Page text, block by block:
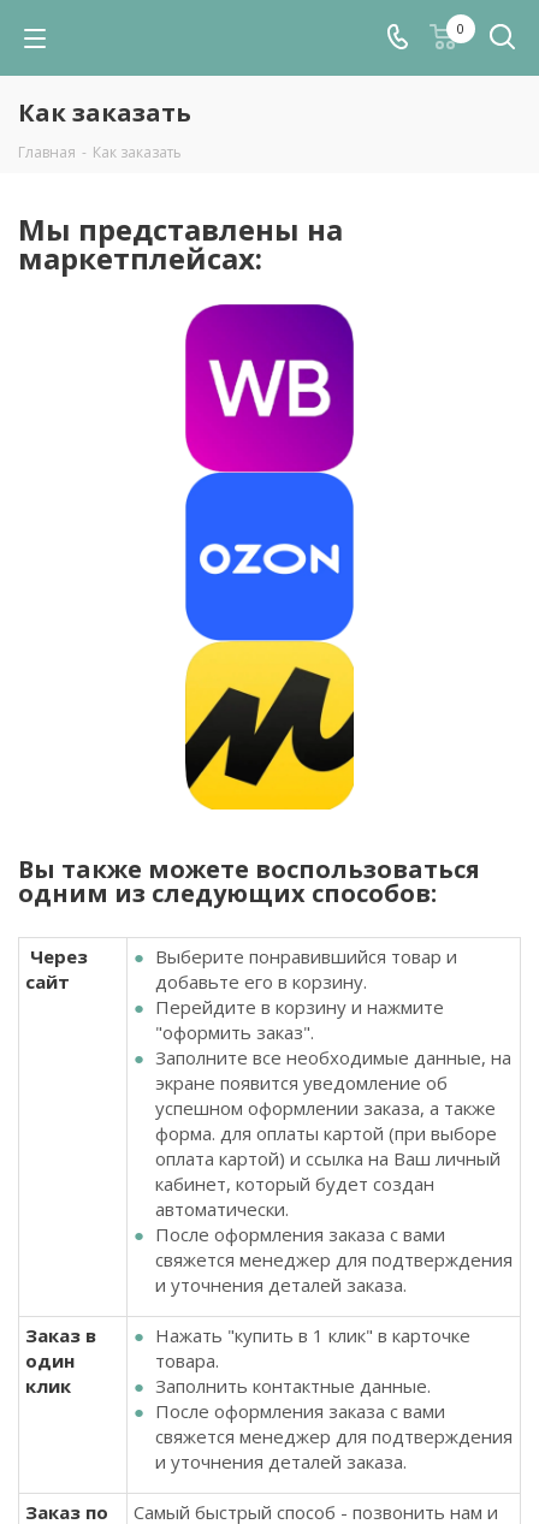
0
Как заказать
Главная - Как заказать
Мы представлены на
маркетплейсах:
Вы также можете воспользоваться
одним из следующих способов:
Через
сайт
Выберите понравившийся товар и
добавьте его в корзину.
Перейдите в корзину и нажмите
"оформить заказ".
Заполните все необходимые данные, на
экране появится уведомление об
успешном оформлении заказа, а также
форма. для оплаты картой (при выборе
оплата картой) и ссылка на Ваш личный
кабинет, который будет создан
автоматически.
После оформления заказа с вами
свяжется менеджер для подтверждения
и уточнения деталей заказа.
Заказ в
один
клик
Нажать "купить в 1 клик" в карточке
товара.
Заполнить контактные данные.
После оформления заказа с вами
свяжется менеджер для подтверждения
и уточнения деталей заказа.
Заказ по
Самый быстрый способ - позвонить нам и